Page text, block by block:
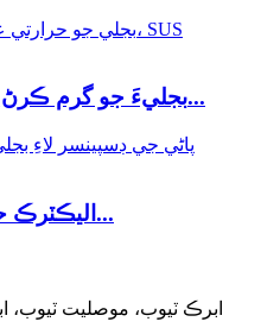
بجليءَ جو گرم ڪرڻ وارو عنصر، تون...
اليڪٽرڪ حرارتي عنصر لاءِ...